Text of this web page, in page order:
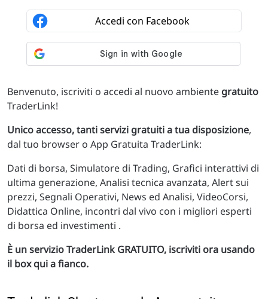
Benvenuto, iscriviti o accedi al nuovo ambiente gratuito
TraderLink!
Unico accesso, tanti servizi gratuiti a tua disposizione,
dal tuo browser o App Gratuita TraderLink:
Dati di borsa, Simulatore di Trading, Grafici interattivi di
ultima generazione, Analisi tecnica avanzata, Alert sui
prezzi, Segnali Operativi, News ed Analisi, VideoCorsi,
Didattica Online, incontri dal vivo con i migliori esperti
di borsa ed investimenti .
È un servizio TraderLink GRATUITO, iscriviti ora usando
il box qui a fianco.